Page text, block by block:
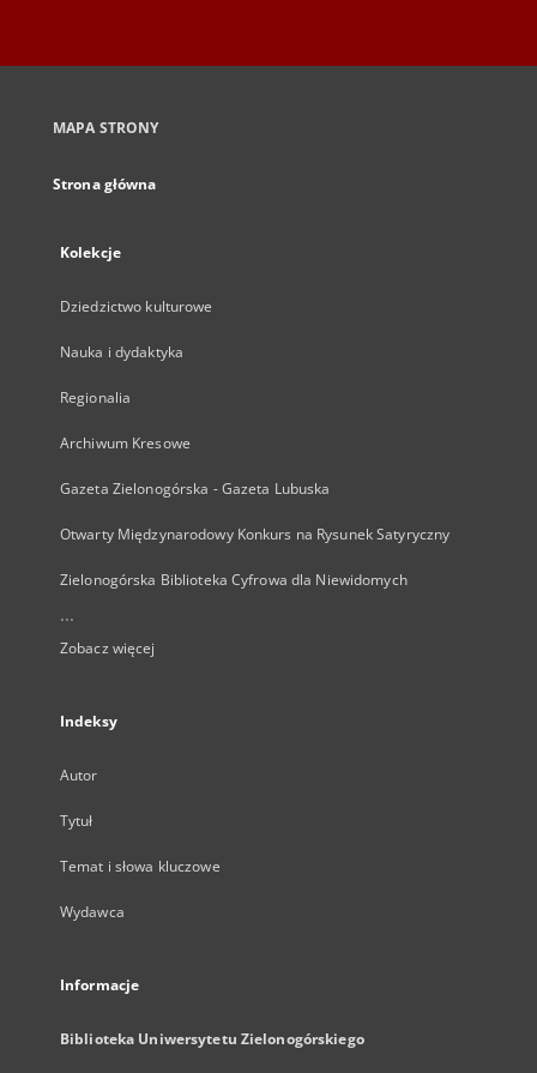
MAPA STRONY
Strona główna
Kolekcje
Dziedzictwo kulturowe
Nauka i dydaktyka
Regionalia
Archiwum Kresowe
Gazeta Zielonogórska - Gazeta Lubuska
Otwarty Międzynarodowy Konkurs na Rysunek Satyryczny
Zielonogórska Biblioteka Cyfrowa dla Niewidomych
...
Zobacz więcej
Indeksy
Autor
Tytuł
Temat i słowa kluczowe
Wydawca
Informacje
Biblioteka Uniwersytetu Zielonogórskiego